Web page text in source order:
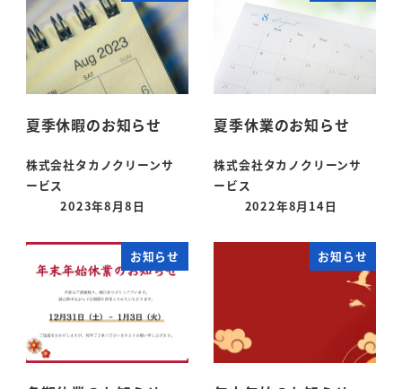
夏季休暇のお知らせ
株式会社タカノクリーンサ
ービス
2023年8月8日
夏季休業のお知らせ
株式会社タカノクリーンサ
ービス
2022年8月14日
お知らせ お知らせ